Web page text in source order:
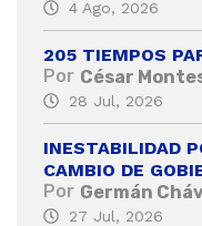
4 Ago, 2026
205 TIEMPOS
Por César
28 Jul, 2026
INESTABILIDAD
CAMBIO DE
Por Germán
27 Jul, 2026